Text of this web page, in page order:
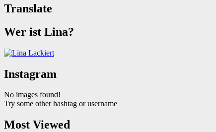
Translate
Wer ist Lina?
Instagram
No images found!
Try some other hashtag or username
Most Viewed